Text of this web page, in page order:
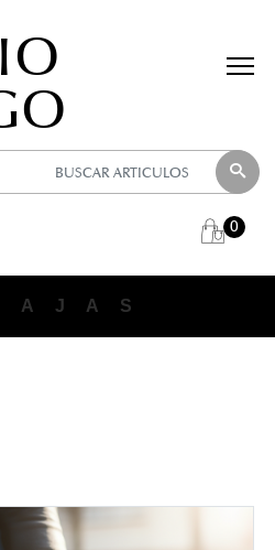
0
A J A S
PARRIEGO